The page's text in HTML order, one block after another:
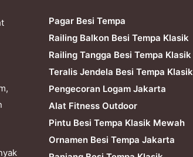
Pagar Besi Tempa
Railing Balkon Besi Tempa Klasik
Railing Tangga Besi Tempa Klasik
Teralis Jendela Besi Tempa Klasik
Pengecoran Logam Jakarta
Alat Fitness Outdoor
Pintu Besi Tempa Klasik Mewah
Ornamen Besi Tempa Jakarta